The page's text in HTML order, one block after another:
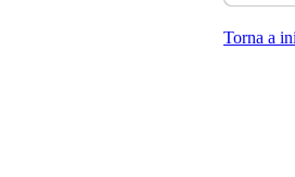
Torna a